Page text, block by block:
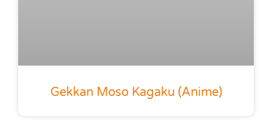
Gekkan Moso Kagaku (anime)